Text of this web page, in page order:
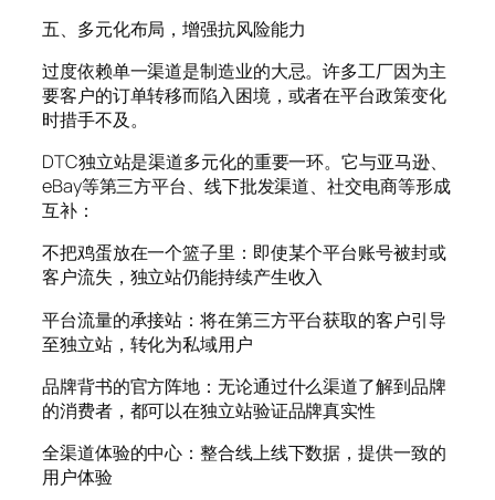
五、多元化布局，增强抗风险能力
过度依赖单一渠道是制造业的大忌。许多工厂因为主
要客户的订单转移而陷入困境，或者在平台政策变化
时措手不及。
DTC独立站是渠道多元化的重要一环。它与亚马逊、
eBay等第三方平台、线下批发渠道、社交电商等形成
互补：
不把鸡蛋放在一个篮子里：即使某个平台账号被封或
客户流失，独立站仍能持续产生收入
平台流量的承接站：将在第三方平台获取的客户引导
至独立站，转化为私域用户
品牌背书的官方阵地：无论通过什么渠道了解到品牌
的消费者，都可以在独立站验证品牌真实性
全渠道体验的中心：整合线上线下数据，提供一致的
用户体验